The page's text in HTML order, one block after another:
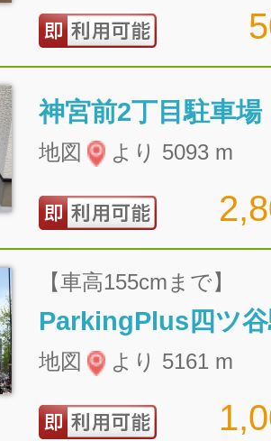
神宮前2丁目駐車場
地図 より 5093 m
【車高155cmまで】
ParkingPlus四ツ
地図 より 5161 m